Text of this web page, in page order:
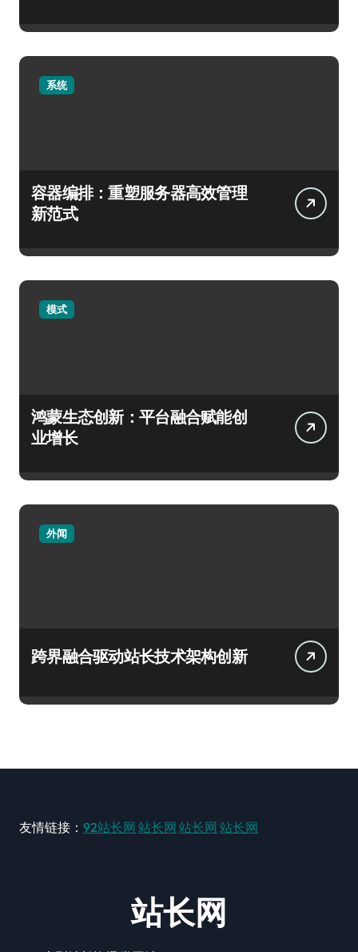
系统
容器编排：重塑服务器高效管理
新范式
模式
鸿蒙生态创新：平台融合赋能创
业增长
外闻
跨界融合驱动站长技术架构创新
友情链接： 92站长网 站长网 站长网 站长网
站长网